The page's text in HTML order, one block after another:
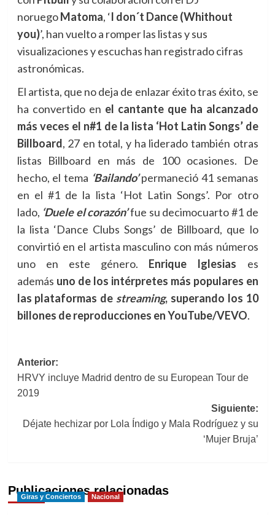
noruegoMatoma, ‘I don´t Dance (Whithout
you)’, han vuelto a romper las listas y sus
visualizaciones y escuchas han registrado cifras
astronómicas.
El artista, que no deja de enlazar éxito tras éxito, se
ha convertido en el cantante que ha alcanzado
más veces el n#1 de la lista ‘Hot Latin Songs’ de
Billboard, 27 en total, y ha liderado también otras
listas Billboard en más de 100 ocasiones. De
hecho, el tema ‘Bailando’permaneció 41 semanas
en el #1 de la lista ‘Hot Latin Songs’. Por otro
lado, ‘Duele el corazón’fue su decimocuarto #1 de
la lista ‘Dance Clubs Songs’ de Billboard, que lo
convirtió en el artista masculino con más números
uno en este género. Enrique Iglesias es
además uno de los intérpretes más populares en
las plataformas de streaming, superando los 10
billones de reproducciones en YouTube/VEVO.
Navegación
de
Anterior:
HRVY incluye Madrid dentro de su European Tour de
2019
Siguiente:
Déjate hechizar por Lola Índigo y Mala Rodríguez y su
‘Mujer Bruja’
Publicaciones relacionadas
Giras y Conciertos Nacional